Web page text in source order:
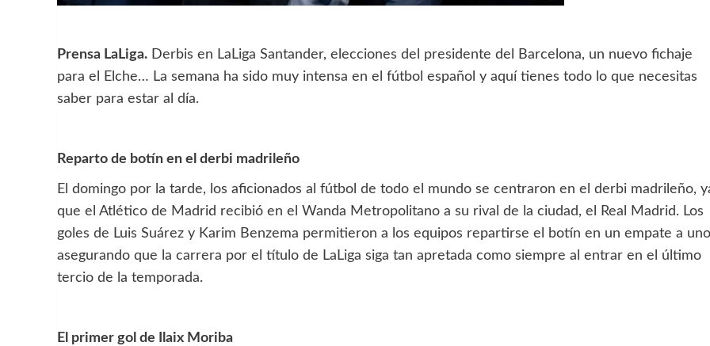
Prensa LaLiga. Derbis en LaLiga Santander, elecciones del presidente del Barcelona, un nuevo fichaje
para el Elche… La semana ha sido muy intensa en el fútbol español y aquí tienes todo lo que necesitas
saber para estar al día.
Reparto de botín en el derbi madrileño
El domingo por la tarde, los aficionados al fútbol de todo el mundo se centraron en el derbi madrileño,
que el Atlético de Madrid recibió en el Wanda Metropolitano a su rival de la ciudad, el Real Madrid. Los
goles de Luis Suárez y Karim Benzema permitieron a los equipos repartirse el botín en un empate a
asegurando que la carrera por el título de LaLiga siga tan apretada como siempre al entrar en el último
tercio de la temporada.
El primer gol de Ilaix Moriba